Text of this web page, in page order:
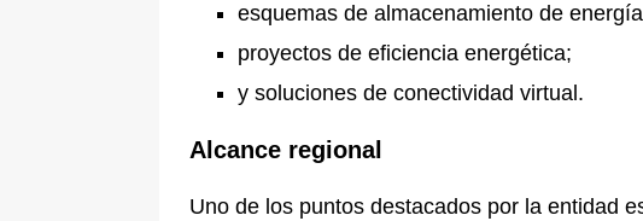
esquemas de almacenamiento de
proyectos de eficiencia energética;
y soluciones de conectividad virtual.
Alcance regional
Uno de los puntos destacados por la entidad